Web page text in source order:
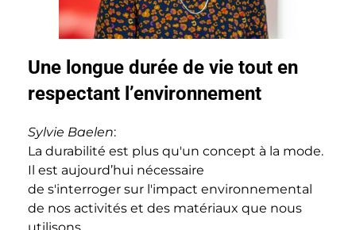
Une longue durée de vie tout en
respectant l’environnement
Sylvie Baelen:
La durabilité est plus qu'un concept à la mode.
Il est aujourd’hui nécessaire
de s'interroger sur l'impact environnemental
de nos activités et des matériaux que nous
utilisons.